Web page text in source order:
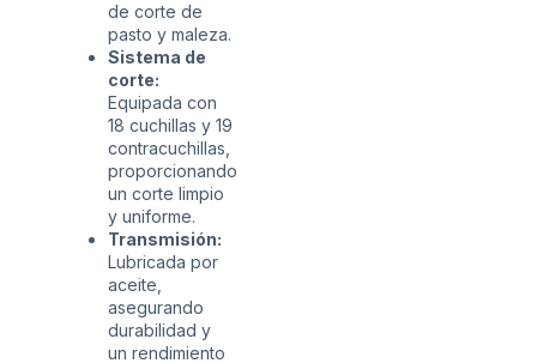
de corte de
pasto y maleza.
Sistema de
corte:
Equipada con
18 cuchillas y 19
contracuchillas,
proporcionando
un corte limpio
y uniforme.
Transmisión:
Lubricada por
aceite,
asegurando
durabilidad y
un rendimiento